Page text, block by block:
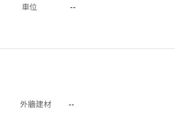
車位 --
外牆建材 --